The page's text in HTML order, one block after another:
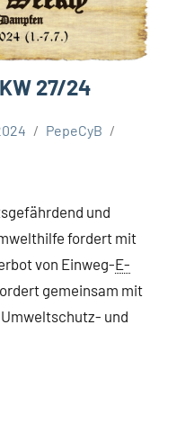
27/24
PepeCyB
und
fordert mit
von Einweg-E-
gemeinsam mit
und